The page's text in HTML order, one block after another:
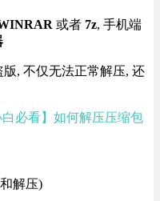
或者 7z, 手机端
, 不仅无法正常解压, 还
白必看】如何解压压缩包
解压)